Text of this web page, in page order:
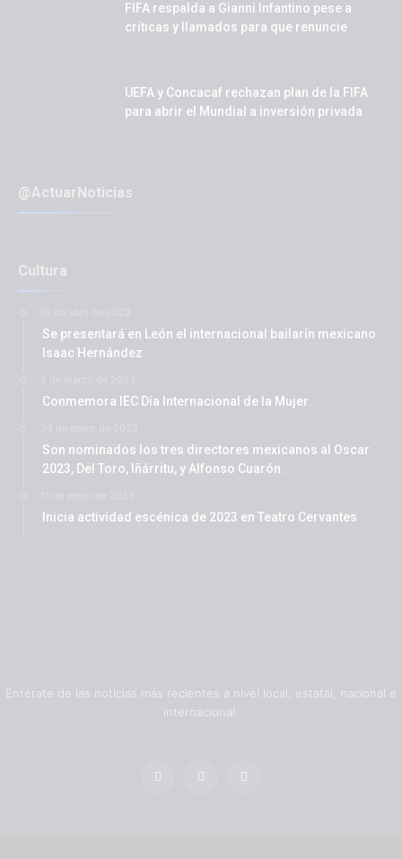
FIFA respalda a Gianni Infantino pese a
críticas y llamados para que renuncie
UEFA y Concacaf rechazan plan de la FIFA
para abrir el Mundial a inversión privada
@ActuarNoticias
Cultura
Se presentará en León el internacional bailarín mexicano
Isaac Hernández
Conmemora IEC Día Internacional de la Mujer
Son nominados los tres directores mexicanos al Oscar
2023, Del Toro, Iñárritu, y Alfonso Cuarón.
Inicia actividad escénica de 2023 en Teatro Cervantes
Entérate de las noticias más recientes a nivel local, estatal, nacional e
internacional.